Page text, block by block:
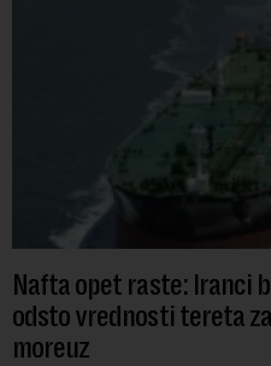
Nafta opet raste: Iranci
odsto vrednosti tereta
moreuz